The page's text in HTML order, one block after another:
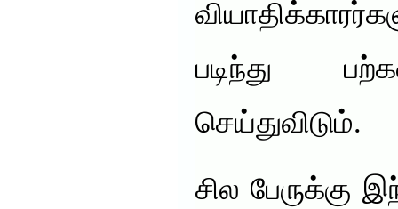
படிந்து
செய்துவிடும்.
சில பேருக்கு